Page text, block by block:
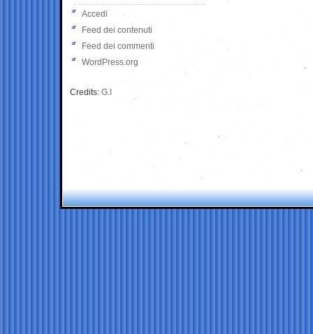
Accedi
Feed dei contenuti
Feed dei commenti
WordPress.org
Credits: G.I